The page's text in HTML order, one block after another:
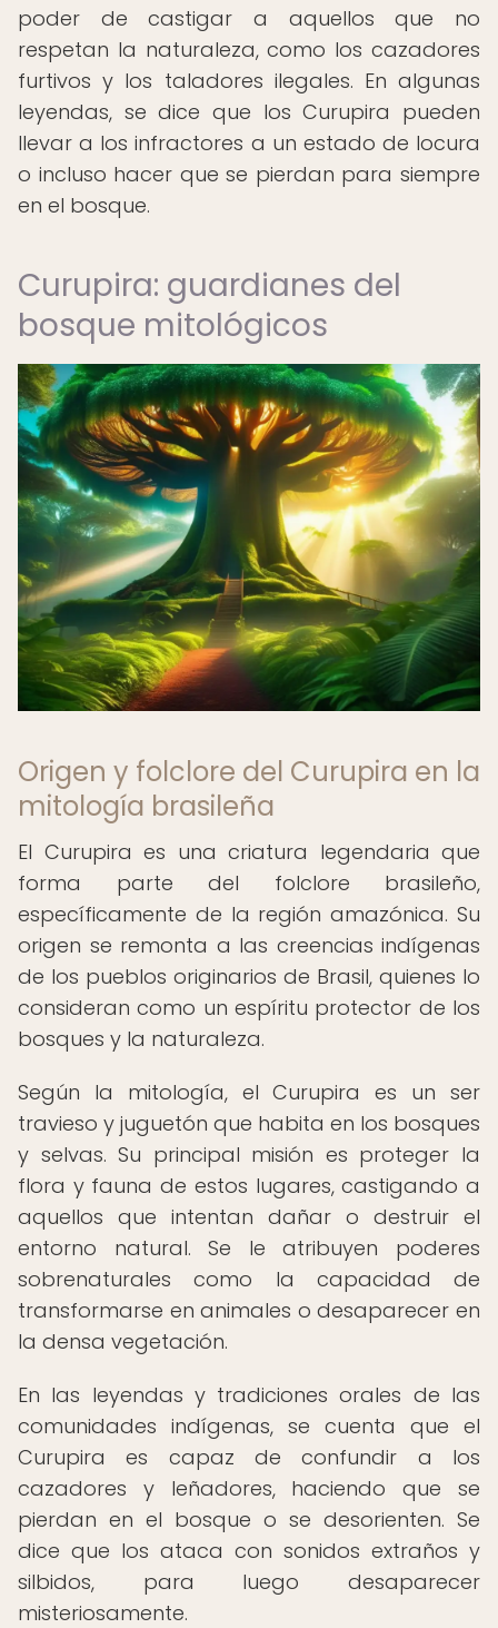
poder de castigar a aquellos que no
respetan la naturaleza, como los cazadores
furtivos y los taladores ilegales. En algunas
leyendas, se dice que los Curupira pueden
llevar a los infractores a un estado de locura
o incluso hacer que se pierdan para siempre
en el bosque.
Curupira: guardianes del
bosque mitológicos
Origen y folclore del Curupira en la
mitología brasileña
El Curupira es una criatura legendaria que
forma parte del folclore brasileño,
específicamente de la región amazónica. Su
origen se remonta a las creencias indígenas
de los pueblos originarios de Brasil, quienes lo
consideran como un espíritu protector de los
bosques y la naturaleza.
Según la mitología, el Curupira es un ser
travieso y juguetón que habita en los bosques
y selvas. Su principal misión es proteger la
flora y fauna de estos lugares, castigando a
aquellos que intentan dañar o destruir el
entorno natural. Se le atribuyen poderes
sobrenaturales como la capacidad de
transformarse en animales o desaparecer en
la densa vegetación.
En las leyendas y tradiciones orales de las
comunidades indígenas, se cuenta que el
Curupira es capaz de confundir a los
cazadores y leñadores, haciendo que se
pierdan en el bosque o se desorienten. Se
dice que los ataca con sonidos extraños y
silbidos, para luego desaparecer
misteriosamente.